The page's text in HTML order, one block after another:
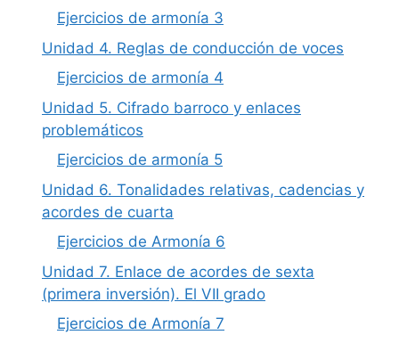
Ejercicios de armonía 3
Unidad 4. Reglas de conducción de voces
Ejercicios de armonía 4
Unidad 5. Cifrado barroco y enlaces
problemáticos
Ejercicios de armonía 5
Unidad 6. Tonalidades relativas, cadencias y
acordes de cuarta
Ejercicios de Armonía 6
Unidad 7. Enlace de acordes de sexta
(primera inversión). El VII grado
Ejercicios de Armonía 7